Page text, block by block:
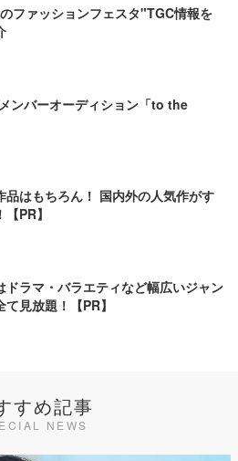
ファッションフェスタ"TGC情報を
ンバーオーディション「to the
品はもちろん！ 国内外の人気作がす
PR】
ドラマ・バラエティなど幅広いジャン
見放題！【PR】
すめ記事
NEWS